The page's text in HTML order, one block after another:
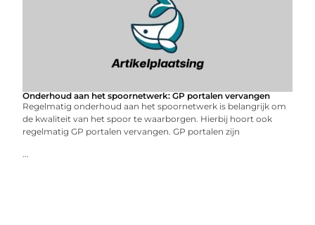
Onderhoud aan het spoornetwerk: GP portalen vervangen
Regelmatig onderhoud aan het spoornetwerk is belangrijk om
de kwaliteit van het spoor te waarborgen. Hierbij hoort ook
regelmatig GP portalen vervangen. GP portalen zijn
...